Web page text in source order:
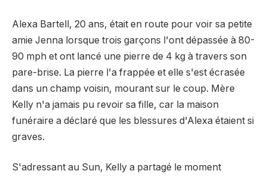
Alexa Bartell, 20 ans, était en route pour voir sa petite
amie Jenna lorsque trois garçons l'ont dépassée à 80-
90 mph et ont lancé une pierre de 4 kg à travers son
pare-brise. La pierre l'a frappée et elle s'est écrasée
dans un champ voisin, mourant sur le coup. Mère
Kelly n'a jamais pu revoir sa fille, car la maison
funéraire a déclaré que les blessures d'Alexa étaient si
graves.
S'adressant au Sun, Kelly a partagé le moment